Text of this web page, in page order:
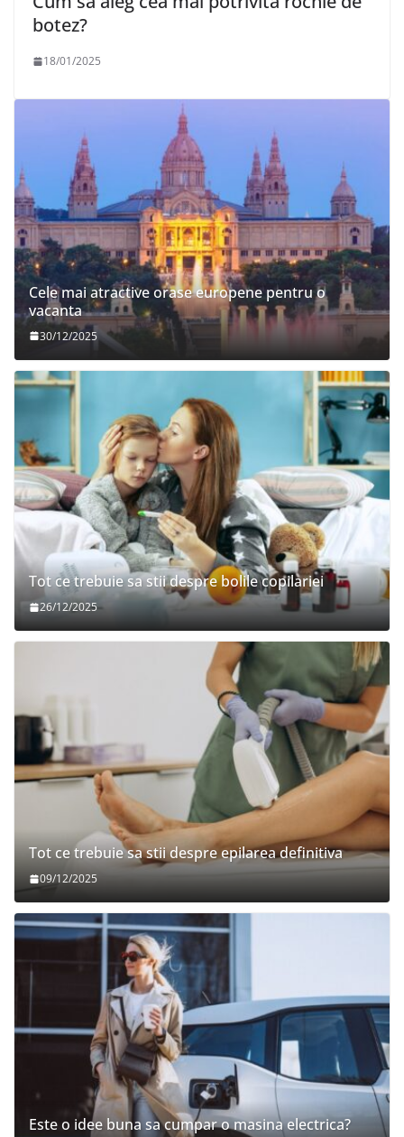
botez?
18/01/2025
Cele mai atractive orase europene pentru o
vacanta
30/12/2025
Tot ce trebuie sa stii despre bolile copilariei
26/12/2025
Tot ce trebuie sa stii despre epilarea definitiva
09/12/2025
Este o idee buna sa cumpar o masina electrica?